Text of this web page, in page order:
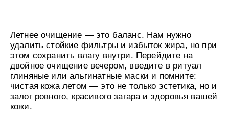
Летнее очищение — это баланс. Нам нужно
удалить стойкие фильтры и избыток жира, но при
этом сохранить влагу внутри. Перейдите на
двойное очищение вечером, введите в ритуал
глиняные или альгинатные маски и помните:
чистая кожа летом — это не только эстетика, но и
залог ровного, красивого загара и здоровья вашей
кожи.